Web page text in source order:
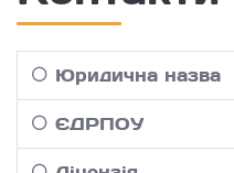
Юридична назва
ЄДРПОУ